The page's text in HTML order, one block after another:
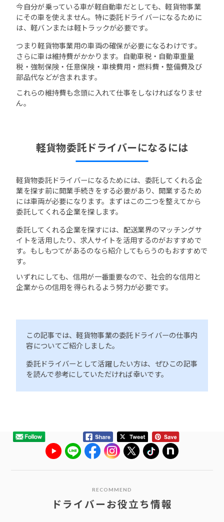
今自分が乗っている車が軽自動車だとしても、軽貨物事業
にその車を使えません。特に委託ドライバーになるために
は、軽バンまたは軽トラックが必要です。
つまり軽貨物事業用の車両の確保が必要になるわけです。
さらに車は維持費がかかります。自動車税・自動車重量
税・強制保険・任意保険・車検費用・燃料費・整備費及び
部品代などが含まれます。
これらの維持費も念頭に入れて仕事をしなければなりませ
ん。
軽貨物委託ドライバーになるには
軽貨物委託ドライバーになるためには、委託してくれる企
業を探す前に開業手続きをする必要があり、開業するため
には車両が必要になります。まずはこの二つを整えてから
委託してくれる企業を探します。
委託してくれる企業を探すには、配送業界のマッチングサ
イトを活用したり、求人サイトを活用するのがおすすめで
す。もしもつてがあるのなら紹介してもらうのもおすすめで
す。
いずれにしても、信用が一番重要なので、社会的な信用と
企業からの信用を得られるよう努力が必要です。
この記事では、軽貨物事業の委託ドライバーの仕事内
容についてご紹介しました。
委託ドライバーとして活躍したい方は、ぜひこの記事
を読んで参考にしていただければ幸いです。
RECOMMEND
ドライバーお役立ち情報